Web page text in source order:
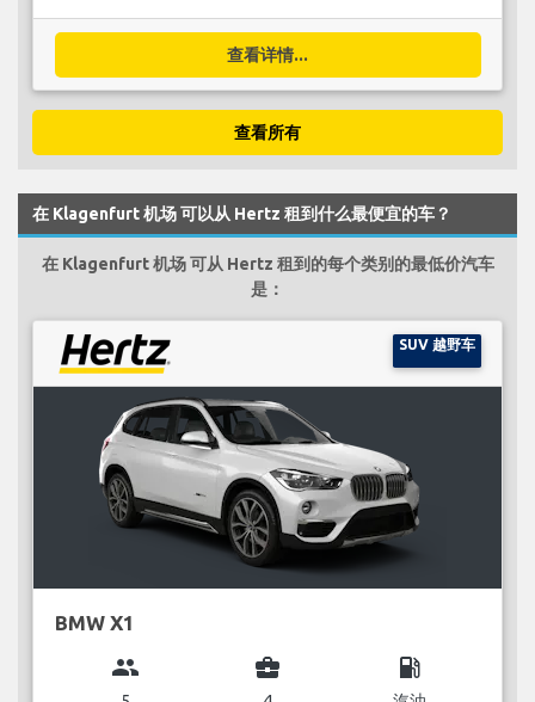
查看详情...
查看所有
在 Klagenfurt 机场 可以从 Hertz 租到什么最便宜的车？
在 Klagenfurt 机场 可从 Hertz 租到的每个类别的最低价汽车
是：
SUV 越野车
BMW X1
group business_center local_gas_station